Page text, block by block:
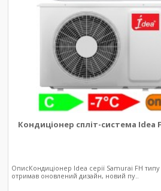
Кондиціонер спліт-система Idea
ОписКондиціонер Idea серії Samurai FH
отримав оновлений дизайн, новий пу..